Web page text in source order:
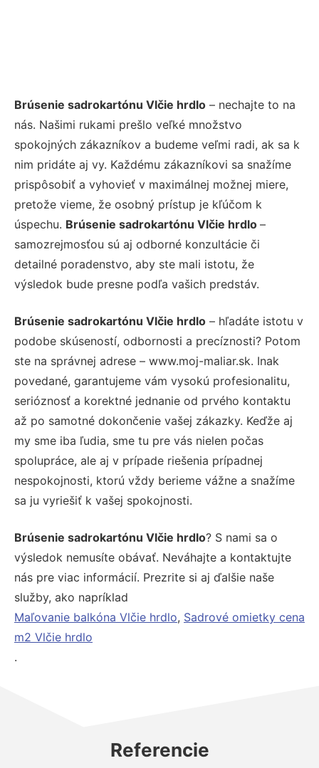
Brúsenie sadrokartónu Vlčie hrdlo – nechajte to na
nás. Našimi rukami prešlo veľké množstvo
spokojných zákazníkov a budeme veľmi radi, ak sa k
nim pridáte aj vy. Každému zákazníkovi sa snažíme
prispôsobiť a vyhovieť v maximálnej možnej miere,
pretože vieme, že osobný prístup je kľúčom k
úspechu. Brúsenie sadrokartónu Vlčie hrdlo –
samozrejmosťou sú aj odborné konzultácie či
detailné poradenstvo, aby ste mali istotu, že
výsledok bude presne podľa vašich predstáv.
Brúsenie sadrokartónu Vlčie hrdlo – hľadáte istotu v
podobe skúseností, odbornosti a precíznosti? Potom
ste na správnej adrese – www.moj-maliar.sk. Inak
povedané, garantujeme vám vysokú profesionalitu,
serióznosť a korektné jednanie od prvého kontaktu
až po samotné dokončenie vašej zákazky. Keďže aj
my sme iba ľudia, sme tu pre vás nielen počas
spolupráce, ale aj v prípade riešenia prípadnej
nespokojnosti, ktorú vždy berieme vážne a snažíme
sa ju vyriešiť k vašej spokojnosti.
Brúsenie sadrokartónu Vlčie hrdlo? S nami sa o
výsledok nemusíte obávať. Neváhajte a kontaktujte
nás pre viac informácií. Prezrite si aj ďalšie naše
služby, ako napríklad
Maľovanie balkóna Vlčie hrdlo, Sadrové omietky cena
m2 Vlčie hrdlo
.
Referencie